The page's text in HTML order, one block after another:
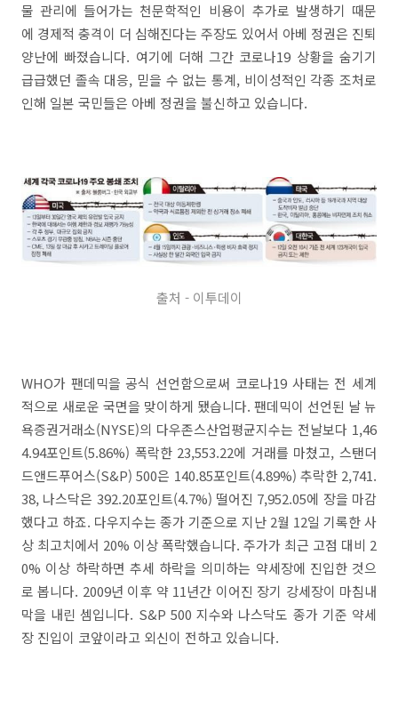
물 관리에 들어가는 천문학적인 비용이 추가로 발생하기 때문
에 경제적 충격이 더 심해진다는 주장도 있어서 아베 정권은 진퇴
양난에 빠졌습니다. 여기에 더해 그간 코로나19 상황을 숨기기
급급했던 졸속 대응, 믿을 수 없는 통계, 비이성적인 각종 조처로
인해 일본 국민들은 아베 정권을 불신하고 있습니다.
출처 - 이투데이
WHO가 팬데믹을 공식 선언함으로써 코로나19 사태는 전 세계
적으로 새로운 국면을 맞이하게 됐습니다. 팬데믹이 선언된 날 뉴
욕증권거래소(NYSE)의 다우존스산업평균지수는 전날보다 1,46
4.94포인트(5.86%) 폭락한 23,553.22에 거래를 마쳤고, 스탠더
드앤드푸어스(S&P) 500은 140.85포인트(4.89%) 추락한 2,741.
38, 나스닥은 392.20포인트(4.7%) 떨어진 7,952.05에 장을 마감
했다고 하죠. 다우지수는 종가 기준으로 지난 2월 12일 기록한 사
상 최고치에서 20% 이상 폭락했습니다. 주가가 최근 고점 대비 2
0% 이상 하락하면 추세 하락을 의미하는 약세장에 진입한 것으
로 봅니다. 2009년 이후 약 11년간 이어진 장기 강세장이 마침내
막을 내린 셈입니다. S&P 500 지수와 나스닥도 종가 기준 약세
장 진입이 코앞이라고 외신이 전하고 있습니다.